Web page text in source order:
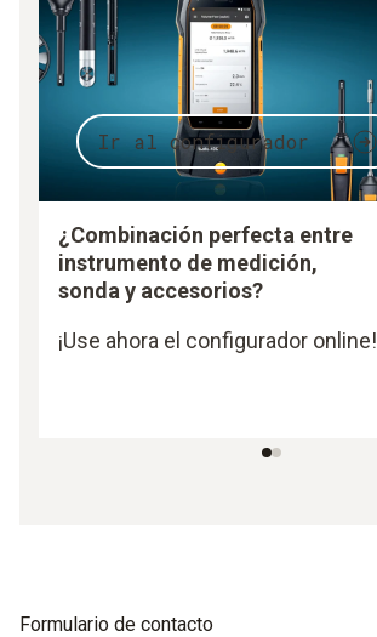
Ir al configurador
¿Combinación perfecta entre
instrumento de medición,
sonda y accesorios?
¡Use ahora el configurador online!
Formulario de contacto